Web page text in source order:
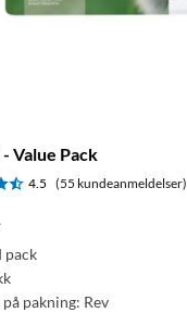
Value Pack
4.5 (55 kundeanmeldelser)
pack
pakning: Rev